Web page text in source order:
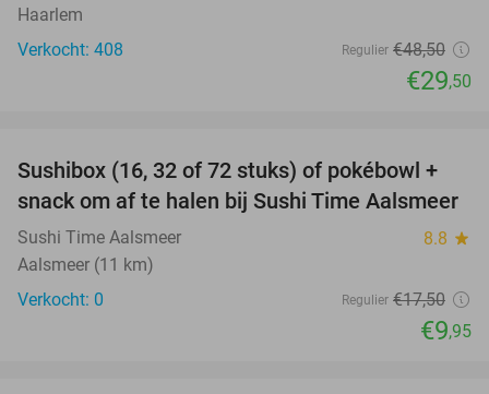
Haarlem
Verkocht: 408
Regulier €48,50
€29,50
43%
TODAY
Sushibox (16, 32 of 72 stuks) of pokébowl +
snack om af te halen bij Sushi Time Aalsmeer
Sushi Time Aalsmeer 8.8 star
Aalsmeer (11 km)
Verkocht: 0
Regulier €17,50
€9,95